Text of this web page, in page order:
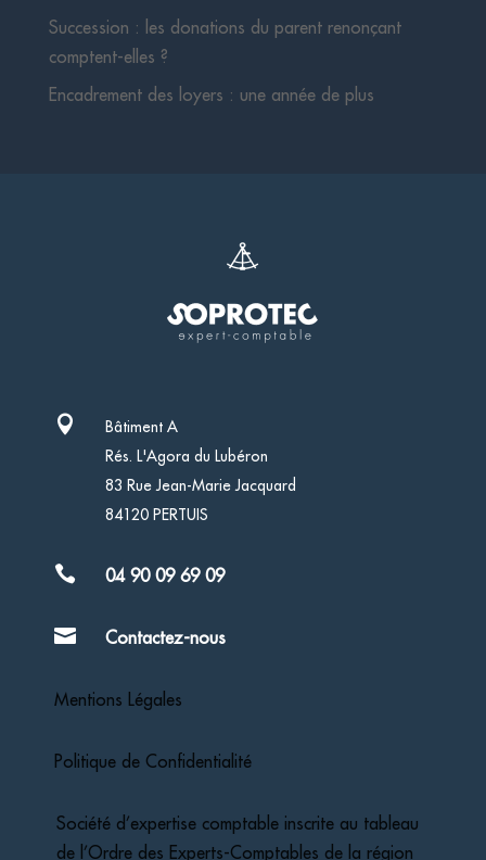
Succession : les donations du parent renonçant
comptent-elles ?
Encadrement des loyers : une année de plus

Bâtiment A
Rés. L'Agora du Lubéron
83 Rue Jean-Marie Jacquard
84120 PERTUIS
 04 90 09 69 09
 Contactez-nous
Mentions Légales
Politique de Confidentialité
Société d’expertise comptable inscrite au tableau
de l’Ordre des Experts-Comptables de la région